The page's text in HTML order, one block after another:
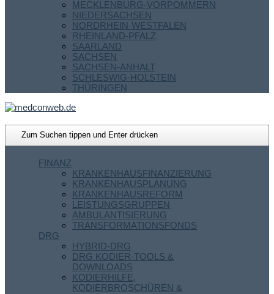
MECKLENBURG-VORPOMMERN
NIEDERSACHSEN
NORDRHEIN-WESTFALEN
RHEINLAND-PFALZ
SAARLAND
SACHSEN
SACHSEN-ANHALT
SCHLESWIG-HOLSTEIN
THÜRINGEN
FINANZ
KRANKENHAUSFINANZIERUNG
KRANKENHAUSPLANUNG
KRANKENHAUSREFORM
LEISTUNGSGRUPPEN
AMBULANTISIERUNG
TRANSFORMATIONSFONDS
DRG
HYBRID-DRG
DRG KODIER-TOOLS &
DOWNLOADS
KODIERHILFE,
KODIERBROSCHÜREN &